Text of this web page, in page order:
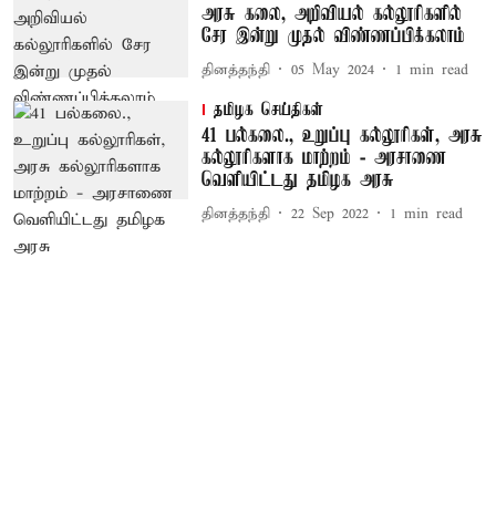
அரசு கலை, அறிவியல் கல்லூரிகளில்
சேர இன்று முதல் விண்ணப்பிக்கலாம்
தினத்தந்தி 05 May 2024 1 min read
தமிழக செய்திகள்
41 பல்கலை., உறுப்பு கல்லூரிகள், அரசு
கல்லூரிகளாக மாற்றம் - அரசாணை
வெளியிட்டது தமிழக அரசு
தினத்தந்தி 22 Sep 2022 1 min read